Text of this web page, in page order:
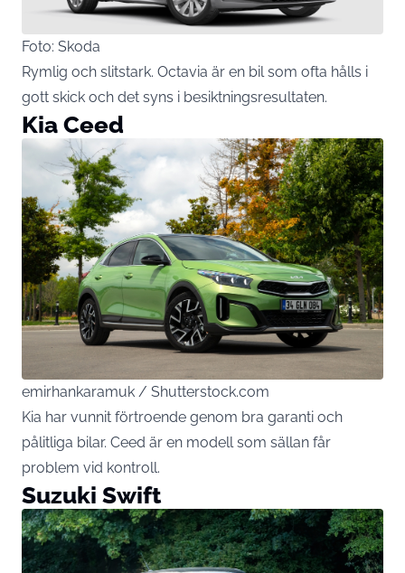
Foto: Skoda
Rymlig och slitstark. Octavia är en bil som ofta hålls i
gott skick och det syns i besiktningsresultaten.
Kia Ceed
emirhankaramuk / Shutterstock.com
Kia har vunnit förtroende genom bra garanti och
pålitliga bilar. Ceed är en modell som sällan får
problem vid kontroll.
Suzuki Swift